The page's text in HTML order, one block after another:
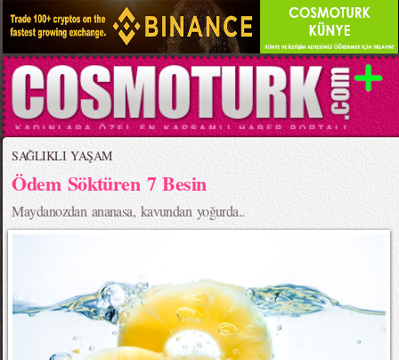
SAĞLIKLI YAŞAM
Ödem Söktüren 7 Besin
Maydanozdan ananasa, kavundan yoğurda..